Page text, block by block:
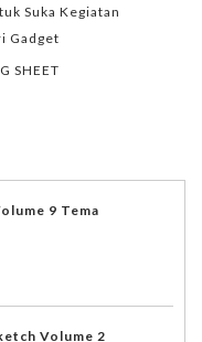
Suka Kegiatan
Gadget
SHEET
9 Tema
Volume 2